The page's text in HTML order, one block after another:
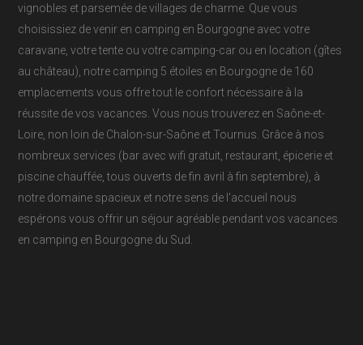
vignobles et parsemée de villages de charme. Que vous
choisissiez de venir en camping en Bourgogne avec votre
caravane, votre tente ou votre camping-car ou en location (gîtes
au château), notre camping 5 étoiles en Bourgogne de 160
emplacements vous offre tout le confort nécessaire à la
réussite de vos vacances. Vous nous trouverez en Saône-et-
Loire, non loin de Chalon-sur-Saône et Tournus. Grâce à nos
nombreux services (bar avec wifi gratuit, restaurant, épicerie et
piscine chauffée, tous ouverts de fin avril à fin septembre), à
notre domaine spacieux et notre sens de l'accueil nous
espérons vous offrir un séjour agréable pendant vos vacances
en camping en Bourgogne du Sud.